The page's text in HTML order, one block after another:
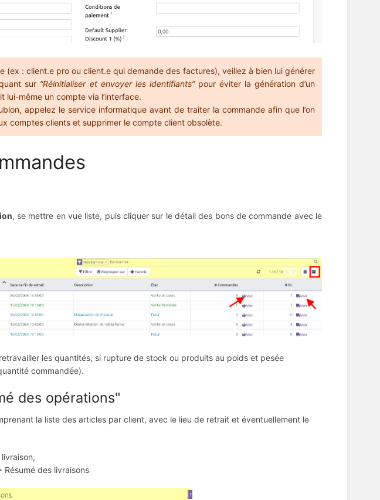
(ex : client.e pro ou client.e qui demande des factures), veillez à bien lui générer
sur “Réinitialiser et envoyer les identifiants”pour éviter la génération d’un
lui-même un compte via l’interface.
appelez le service informatique avant de traiter la commande afin que l’on
comptes clients et supprimer le compte client obsolète.
, se mettre en vue liste, puis cliquer sur le détail des bons de commande avec le
les quantités, si rupture de stock ou produits au poids et pesée
commandée).
des opérations"
la liste des articles par client, avec le lieu de retrait et éventuellement le
Résumé des livraisons